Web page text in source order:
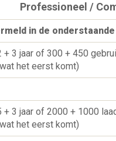
Professioneel /
in de
+ 3 jaar of 300 + 450
het eerst komt)
+ 3 jaar of 2000 + 1000
het eerst komt)